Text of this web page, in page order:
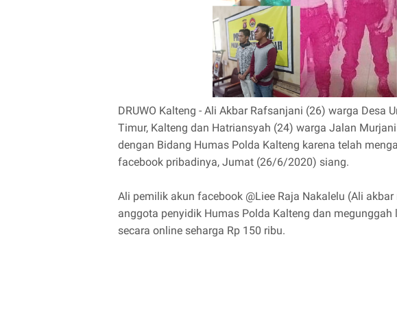
DRUWO Kalteng - Ali Akbar Rafsanjani (26) warga Desa
Timur, Kalteng dan Hatriansyah (24) warga Jalan
dengan Bidang Humas Polda Kalteng karena telah
facebook pribadinya, Jumat (26/6/2020) siang.
Ali pemilik akun facebook @Liee Raja Nakalelu (Ali
anggota penyidik Humas Polda Kalteng dan
secara online seharga Rp 150 ribu.